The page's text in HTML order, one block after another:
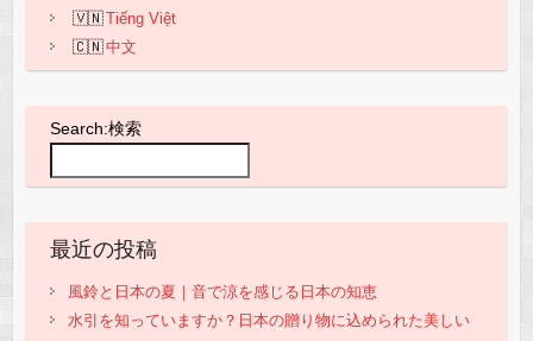
Tiếng Việt
中文
Search:検索
最近の投稿
風鈴と日本の夏｜音で涼を感じる日本の知恵
水引を知っていますか？日本の贈り物に込められた美しい